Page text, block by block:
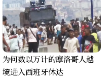
为何数以万计的摩洛哥人越
境进入西班牙休达